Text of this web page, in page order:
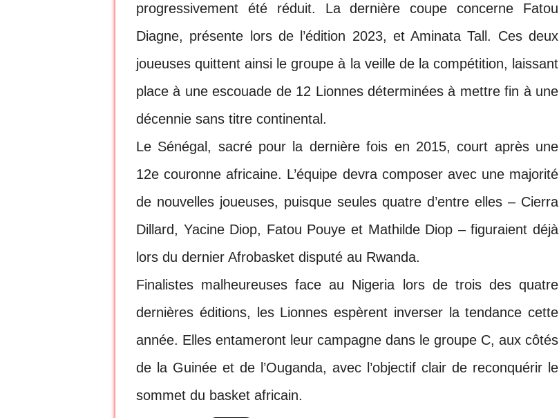
progressivement été réduit. La dernière coupe concerne Fatou
Diagne, présente lors de l’édition 2023, et Aminata Tall. Ces deux
joueuses quittent ainsi le groupe à la veille de la compétition, laissant
place à une escouade de 12 Lionnes déterminées à mettre fin à une
décennie sans titre continental.
Le Sénégal, sacré pour la dernière fois en 2015, court après une
12e couronne africaine. L’équipe devra composer avec une majorité
de nouvelles joueuses, puisque seules quatre d’entre elles – Cierra
Dillard, Yacine Diop, Fatou Pouye et Mathilde Diop – figuraient déjà
lors du dernier Afrobasket disputé au Rwanda.
Finalistes malheureuses face au Nigeria lors de trois des quatre
dernières éditions, les Lionnes espèrent inverser la tendance cette
année. Elles entameront leur campagne dans le groupe C, aux côtés
de la Guinée et de l’Ouganda, avec l’objectif clair de reconquérir le
sommet du basket africain.